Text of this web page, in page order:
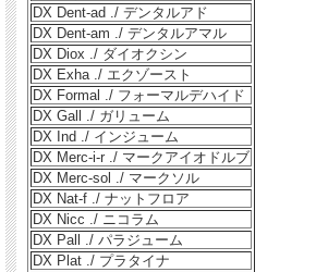
DX Dent-ad ./ デンタルアド
DX Dent-am ./ デンタルアマル
DX Diox ./ ダイオクシン
DX Exha ./ エクゾースト
DX Formal ./ フォーマルデハイド
DX Gall ./ ガリューム
DX Ind ./ インジューム
DX Merc-i-r ./ マークアイオドルブ
DX Merc-sol ./ マークソル
DX Nat-f ./ ナットフロア
DX Nicc ./ ニコラム
DX Pall ./ パラジューム
DX Plat ./ プラタイナ